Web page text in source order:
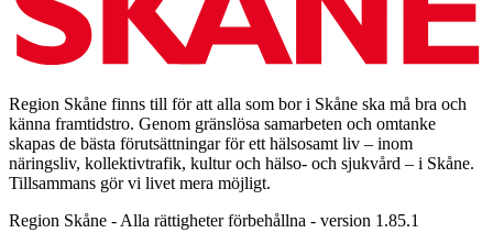
Region Skåne finns till för att alla som bor i Skåne ska må bra och
känna framtidstro. Genom gränslösa samarbeten och omtanke
skapas de bästa förutsättningar för ett hälsosamt liv – inom
näringsliv, kollektivtrafik, kultur och hälso- och sjukvård – i Skåne.
Tillsammans gör vi livet mera möjligt.
Region Skåne - Alla rättigheter förbehållna - version 1.85.1